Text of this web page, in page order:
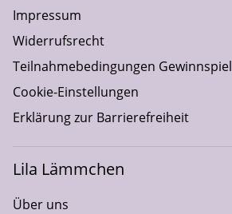
Impressum
Widerrufsrecht
Teilnahmebedingungen Gewinnspiel
Cookie-Einstellungen
Erklärung zur Barrierefreiheit
Lila Lämmchen
Über uns